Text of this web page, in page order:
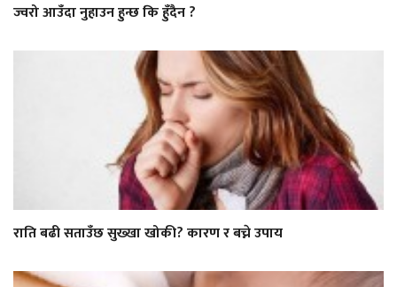
ज्वरो आउँदा नुहाउन हुन्छ कि हुँदैन ?
राति बढी सताउँछ सुख्खा खोकी? कारण र बच्ने उपाय